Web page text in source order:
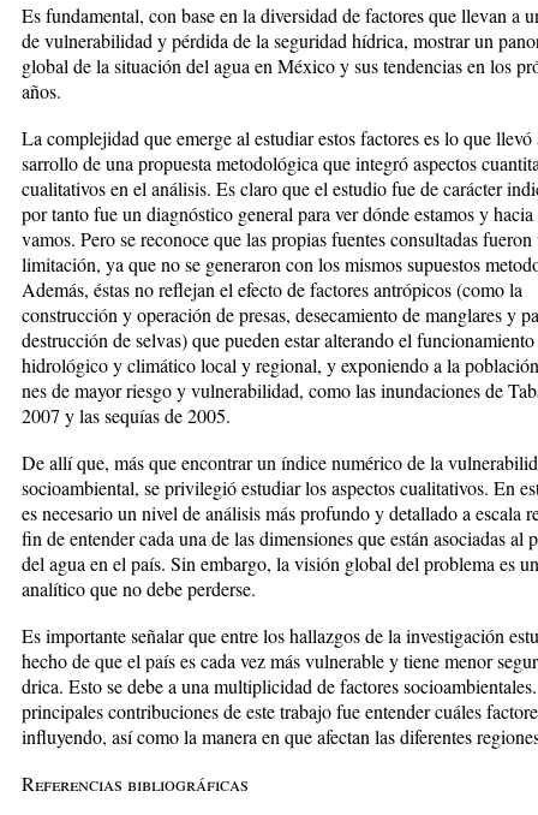
Es fundamental, con base en la diver­sidad de factores que llevan a
de vulnerabilidad y pérdida de la seguridad hídrica, mostrar un
global de la situación del agua en México y sus tendencias en los
años.
La complejidad que emerge al estu­diar estos factores es lo que
sarrollo de una propuesta metodológi­ca que integró aspectos
cualitativos en el análisis. Es claro que el estudio fue de ca­rác­ter
por tanto fue un diag­nós­tico ge­ne­ral para ver dónde es­tamos y
vamos. Pero se recono­ce que las propias fuentes consultadas fueron
limitación, ya que no se ge­ne­ra­ron con los mismos supuestos
Además, éstas no refle­jan el efec­to de factores antrópicos (co­mo la
construcción y operación de pre­sas, desecamiento de manglares y
destrucción de selvas) que pue­­den estar alterando el funcionamiento
hidrológico y climático local y regional, y exponiendo a la
nes de mayor riesgo y vulnerabi­li­dad, como las inundaciones de
2007 y las sequías de 2005.
De allí que, más que encontrar un índice numérico de la
socioambiental, se privilegió estudiar los aspectos cualitativos. En
es necesario un nivel de análisis más profundo y detallado a escala
fin de entender cada una de las dimensiones que están asociadas al
del agua en el país. Sin embargo, la visión global del problema es
analítico que no debe perderse.
Es importante señalar que entre los hallazgos de la investigación
hecho de que el país es cada vez más vulnerable y tiene menor
drica. Esto se debe a una multi­plicidad de factores
principales contribuciones de este trabajo fue entender cuáles
influyendo, así como la ma­nera en que afectan las diferentes
Referencias bibliográficas